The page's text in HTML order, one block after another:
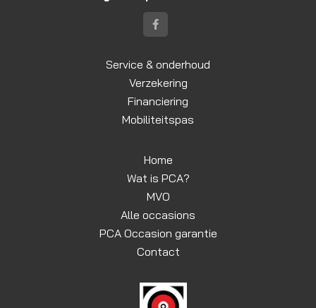
Service & onderhoud
Verzekering
Financiering
Mobiliteitspas
Home
Wat is PCA?
MVO
Alle occasions
PCA Occasion garantie
Contact